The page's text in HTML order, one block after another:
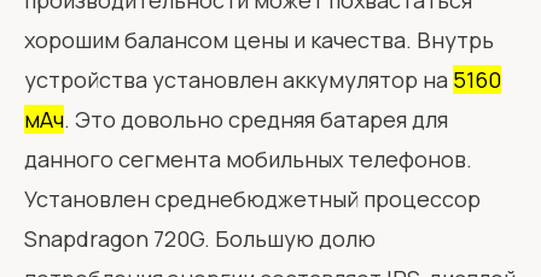
хорошим балансом цены и качества. Внутрь
устройства установлен аккумулятор на 5160
мАч. Это довольно средняя батарея для
данного сегмента мобильных телефонов.
Установлен среднебюджетный процессор
Snapdragon 720G. Большую долю